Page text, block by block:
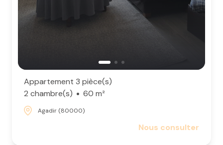
Appartement 3 pièce(s)
2 chambre(s)
60 m²
Agadir (80000)
Nous consulter